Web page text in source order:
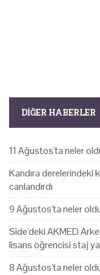
DIĞER HABERLER
11 Ağustos'ta neler
Kandıra derelerindeki
canlandırdı
9 Ağustos'ta neler
Side'deki AKMED
lisans öğrencisi staj
8 Ağustos'ta neler